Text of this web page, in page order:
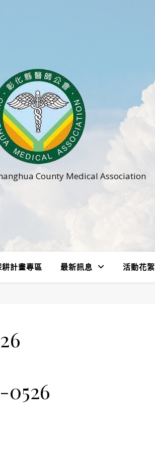
County Medical Association
計畫專區 最新訊息 活動花絮
0526